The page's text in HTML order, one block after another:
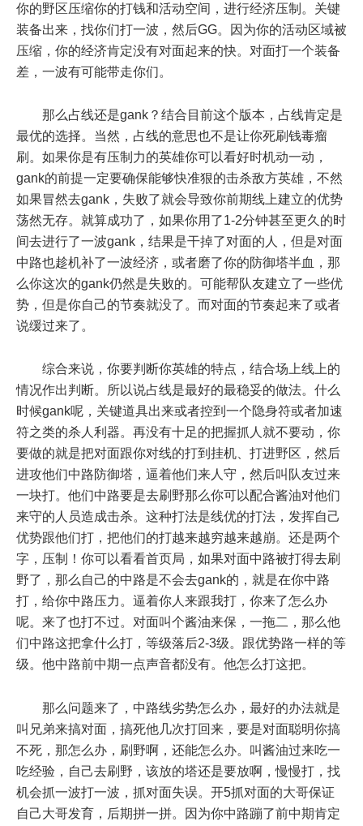
你的野区压缩你的打钱和活动空间，进行经济压制。关键
装备出来，找你们打一波，然后GG。因为你的活动区域被
压缩，你的经济肯定没有对面起来的快。对面打一个装备
差，一波有可能带走你们。
那么占线还是gank？结合目前这个版本，占线肯定是
最优的选择。当然，占线的意思也不是让你死刷钱毒瘤
刷。如果你是有压制力的英雄你可以看好时机动一动，
gank的前提一定要确保能够快准狠的击杀敌方英雄，不然
如果冒然去gank，失败了就会导致你前期线上建立的优势
荡然无存。就算成功了，如果你用了1-2分钟甚至更久的时
间去进行了一波gank，结果是干掉了对面的人，但是对面
中路也趁机补了一波经济，或者磨了你的防御塔半血，那
么你这次的gank仍然是失败的。可能帮队友建立了一些优
势，但是你自己的节奏就没了。而对面的节奏起来了或者
说缓过来了。
综合来说，你要判断你英雄的特点，结合场上线上的
情况作出判断。所以说占线是最好的最稳妥的做法。什么
时候gank呢，关键道具出来或者控到一个隐身符或者加速
符之类的杀人利器。再没有十足的把握抓人就不要动，你
要做的就是把对面跟你对线的打到挂机、打进野区，然后
进攻他们中路防御塔，逼着他们来人守，然后叫队友过来
一块打。他们中路要是去刷野那么你可以配合酱油对他们
来守的人员造成击杀。这种打法是线优的打法，发挥自己
优势跟他们打，把他们的打越来越穷越来越崩。还是两个
字，压制！你可以看看首页局，如果对面中路被打得去刷
野了，那么自己的中路是不会去gank的，就是在你中路
打，给你中路压力。逼着你人来跟我打，你来了怎么办
呢。来了也打不过。对面叫个酱油来保，一拖二，那么他
们中路这把拿什么打，等级落后2-3级。跟优势路一样的等
级。他中路前中期一点声音都没有。他怎么打这把。
那么问题来了，中路线劣势怎么办，最好的办法就是
叫兄弟来搞对面，搞死他几次打回来，要是对面聪明你搞
不死，那怎么办，刷野啊，还能怎么办。叫酱油过来吃一
吃经验，自己去刷野，该放的塔还是要放啊，慢慢打，找
机会抓一波打一波，抓对面失误。开5抓对面的大哥保证
自己大哥发育，后期拼一拼。因为你中路蹦了前中期肯定